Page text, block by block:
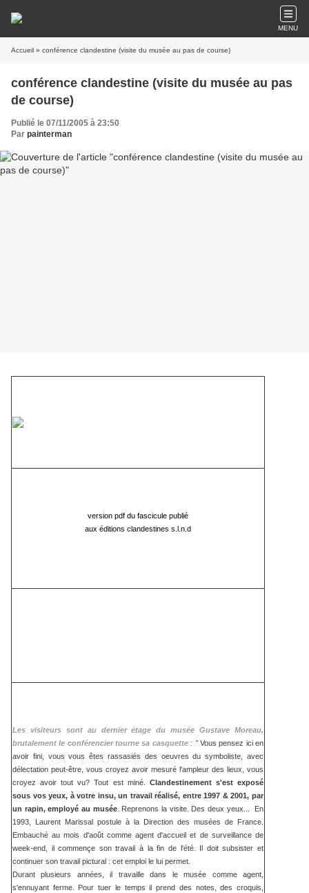
MENU
Accueil » conférence clandestine (visite du musée au pas de course)
conférence clandestine (visite du musée au pas
de course)
Publié le 07/11/2005 à 23:50
Par painterman
version pdf du fascicule publié
aux éditions clandestines s.l.n.d
Les visiteurs sont au dernier étage du musée Gustave Moreau,
brutalement le conférencier tourne sa casquette: "Vous pensez ici en
avoir fini, vous vous êtes rassasiés des oeuvres du symboliste, avec
délectation peut-être, vous croyez avoir mesuré l'ampleur des lieux, vous
croyez avoir tout vu? Tout est miné. Clandestinement s'est exposé
sous vos yeux, à votre insu, un travail réalisé, entre 1997 & 2001, par
un rapin, employé au musée. Reprenons la visite. Des deux yeux... En
1993, Laurent Marissal postule à la Direction des musées de France.
Embauché au mois d'août comme agent d'accueil et de surveillance de
week-end, il commençe son travail à la fin de l'été. Il doit subsister et
continuer son travail pictural : cet emploi le lui permet.
Durant plusieurs années, il travaille dans le musée comme agent,
s'ennuyant ferme. Pour tuer le temps il prend des notes, des croquis,